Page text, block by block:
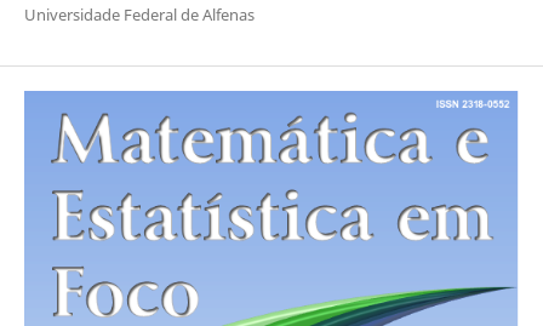
Universidade Federal de Alfenas